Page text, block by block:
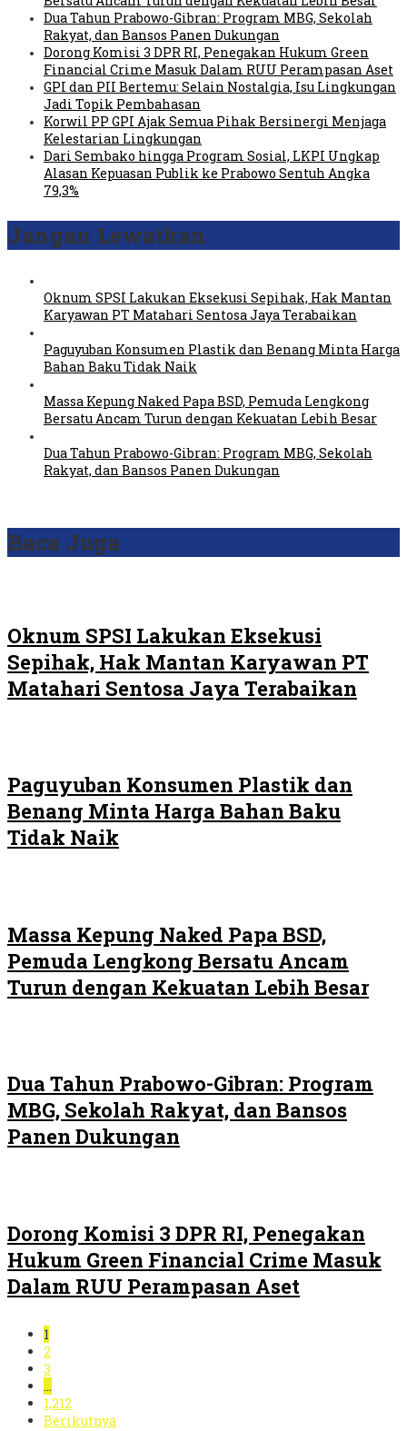
Dua Tahun Prabowo-Gibran: Program MBG, Sekolah
Rakyat, dan Bansos Panen Dukungan
Dorong Komisi 3 DPR RI, Penegakan Hukum Green
Financial Crime Masuk Dalam RUU Perampasan Aset
GPI dan PII Bertemu: Selain Nostalgia, Isu Lingkungan
Jadi Topik Pembahasan
Korwil PP GPI Ajak Semua Pihak Bersinergi Menjaga
Kelestarian Lingkungan
Dari Sembako hingga Program Sosial, LKPI Ungkap
Alasan Kepuasan Publik ke Prabowo Sentuh Angka
79,3%
Jangan Lewatkan
Oknum SPSI Lakukan Eksekusi Sepihak, Hak Mantan
Karyawan PT Matahari Sentosa Jaya Terabaikan
Paguyuban Konsumen Plastik dan Benang Minta Harga
Bahan Baku Tidak Naik
Massa Kepung Naked Papa BSD, Pemuda Lengkong
Bersatu Ancam Turun dengan Kekuatan Lebih Besar
Dua Tahun Prabowo-Gibran: Program MBG, Sekolah
Rakyat, dan Bansos Panen Dukungan
Baca Juga
Oknum SPSI Lakukan Eksekusi
Sepihak, Hak Mantan Karyawan PT
Matahari Sentosa Jaya Terabaikan
Paguyuban Konsumen Plastik dan
Benang Minta Harga Bahan Baku
Tidak Naik
Massa Kepung Naked Papa BSD,
Pemuda Lengkong Bersatu Ancam
Turun dengan Kekuatan Lebih Besar
Dua Tahun Prabowo-Gibran: Program
MBG, Sekolah Rakyat, dan Bansos
Panen Dukungan
Dorong Komisi 3 DPR RI, Penegakan
Hukum Green Financial Crime Masuk
Dalam RUU Perampasan Aset
1
2
3
…
1,212
Berikutnya